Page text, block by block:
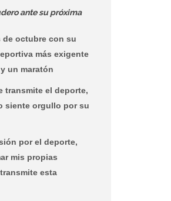
ante su próxima
de octubre con su
más exigente
un maratón
transmite el deporte,
siente orgullo por su
por el deporte,
mis propias
esta